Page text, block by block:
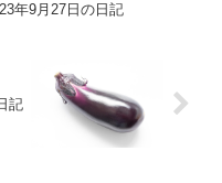
年9月27日の日記
記